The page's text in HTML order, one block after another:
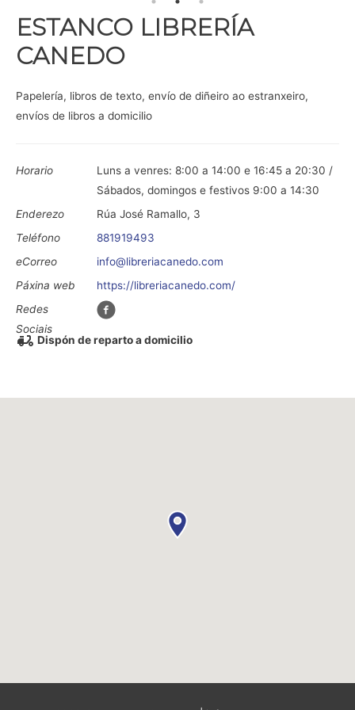
ESTANCO LIBRERÍA
CANEDO
Papelería, libros de texto, envío de diñeiro ao estranxeiro,
envíos de libros a domicilio
Horario
Luns a venres: 8:00 a 14:00 e 16:45 a 20:30 /
Sábados, domingos e festivos 9:00 a 14:30
Enderezo
Rúa José Ramallo, 3
Teléfono
881919493
eCorreo
info@libreriacanedo.com
Páxina web
https://libreriacanedo.com/
Redes
Sociais
Dispón de reparto a domicilio